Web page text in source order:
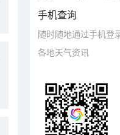
手机查询
随时随地通过手机登
各地天气资讯